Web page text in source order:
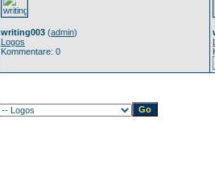
writing003 (admin)
Logos
Kommentare: 0